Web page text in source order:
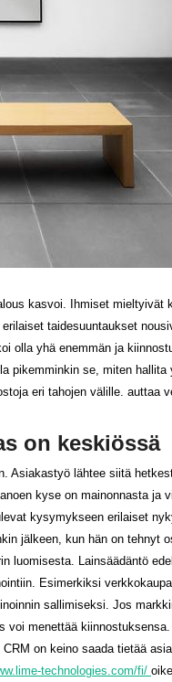
kasvoi. Ihmiset mieltyivät
taidesuuntaukset
olla yhä enemmän ja
pikemminkin se, miten
eri tahojen välille. auttaa
on keskiössä
Asiakastyö lähtee siitä
kyse on mainonnasta ja
kysymykseen erilaiset
jälkeen, kun hän on tehnyt
luomisesta. Lainsäädäntö
Esimerkiksi
sallimiseksi. Jos
voi menettää
on keino saada tietää
technologies.com/fi/